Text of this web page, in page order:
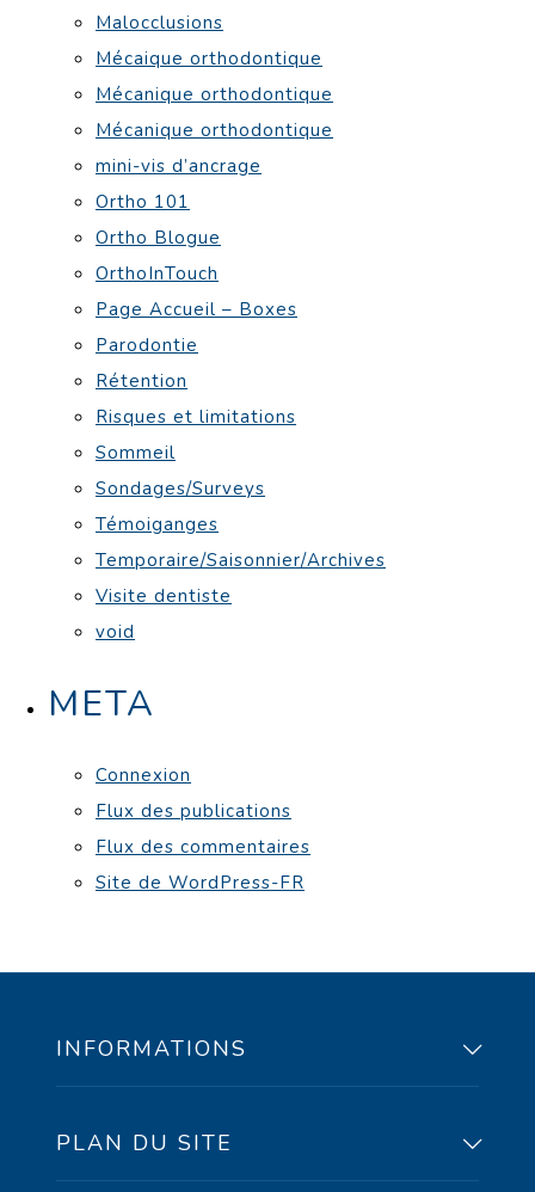
Malocclusions
Mécaique orthodontique
Mécanique orthodontique
Mécanique orthodontique
mini-vis d’ancrage
Ortho 101
Ortho Blogue
OrthoInTouch
Page Accueil – Boxes
Parodontie
Rétention
Risques et limitations
Sommeil
Sondages/Surveys
Témoiganges
Temporaire/Saisonnier/Archives
Visite dentiste
void
META
Connexion
Flux des publications
Flux des commentaires
Site de WordPress-FR
INFORMATIONS
91, rue Peel, bureau
PLAN DU SITE